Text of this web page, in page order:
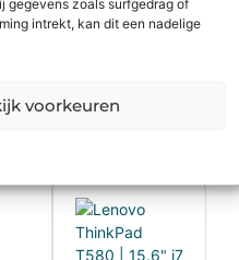
gegevens zoals surfgedrag of
intrekt, kan dit een nadelige
voorkeuren